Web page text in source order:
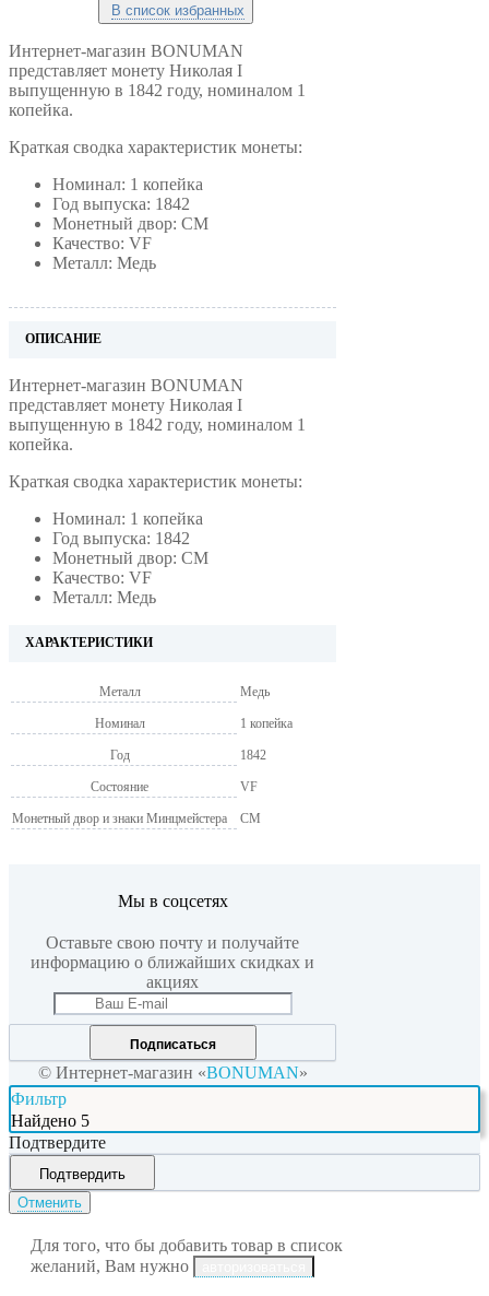
В список избранных
Интернет-магазин BONUMAN
представляет монету Николая I
выпущенную в 1842 году, номиналом 1
копейка.
Краткая сводка характеристик монеты:
Номинал: 1 копейка
Год выпуска: 1842
Монетный двор: СМ
Качество: VF
Металл: Медь
ОПИСАНИЕ
Интернет-магазин BONUMAN
представляет монету Николая I
выпущенную в 1842 году, номиналом 1
копейка.
Краткая сводка характеристик монеты:
Номинал: 1 копейка
Год выпуска: 1842
Монетный двор: СМ
Качество: VF
Металл: Медь
ХАРАКТЕРИСТИКИ
Металл Медь
Номинал 1 копейка
Год 1842
Состояние VF
Монетный двор и знаки Минцмейстера СМ
Мы в соцсетях
Оставьте свою почту и получайте
информацию о ближайших скидках и
акциях
Подписаться
© Интернет-магазин «BONUMAN»
Фильтр
Найдено 5
Подтвердите
Подтвердить
Отменить
Для того, что бы добавить товар в список
желаний, Вам нужно